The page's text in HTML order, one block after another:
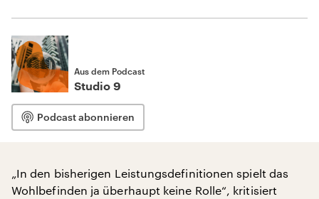
Aus dem Podcast
Studio 9
Podcast abonnieren
„In den bisherigen Leistungsdefinitionen spielt das
Wohlbefinden ja überhaupt keine Rolle“, kritisiert